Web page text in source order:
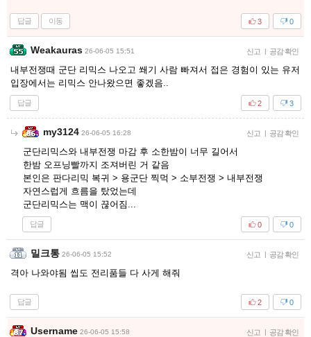
답글 이동 0
3
Weakauras 26-06-05 15:51 신고 | 공감 확인
내부전쟁때 군단 리믹스 나오고 쐐기 사람 빠져서 접은 경험이 있는 유저
입장에서는 리믹스 안나왔으면 좋겠음..
답글 3
2
my3124 26-06-05 16:28 신고 | 공감 확인
군단리믹스와 내부전쟁 마감 후 소한밤이 너무 길어서
한밤 오프닝빨까지 조져버린 거 같음
본인은 판다리믹 복귀 > 용군단 찍먹 > 소부전쟁 > 내부전쟁
자연스럽게 흐름을 탔었는데
군단리믹스는 맥이 끊어짐...
답글 0
0
밀크통 26-06-05 15:52 신고 | 공감 확인
격아 나와야됨 씹도 전리품들 다 사게 해줘
답글 0
2
Username 26-06-05 15:58 신고 | 공감 확인